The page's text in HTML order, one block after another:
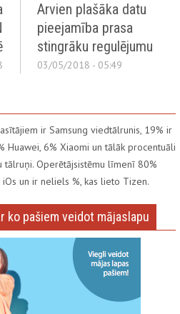
Arvien plašāka datu
pieejamība prasa
stingrāku regulējumu
03/05/2018 - 05:49
ir Samsung viedtālrunis, 19% ir
Huawei, 6% Xiaomi un tālāk procentuāli
tālruņi. Operētājsistēmu līmenī 80%
un ir neliels %, kas lieto Tizen.
ko pašiem veidot mājaslapu